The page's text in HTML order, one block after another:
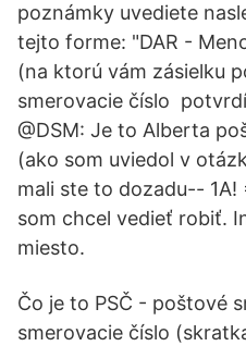
poznámky uvediete
tejto forme: "DAR -
(na ktorú vám zásielku
smerovacie číslo
@DSM: Je to Alberta
(ako som uviedol v
mali ste to dozadu-- 1A!
som chcel vedieť robiť.
miesto.
Čo je to PSČ - poštové
smerovacie číslo